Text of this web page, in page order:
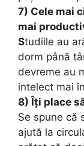
7) Cele mai
mai
Studiile au
dorm până
devreme au
intelect mai
8) Îți place
Se spune că
ajută la